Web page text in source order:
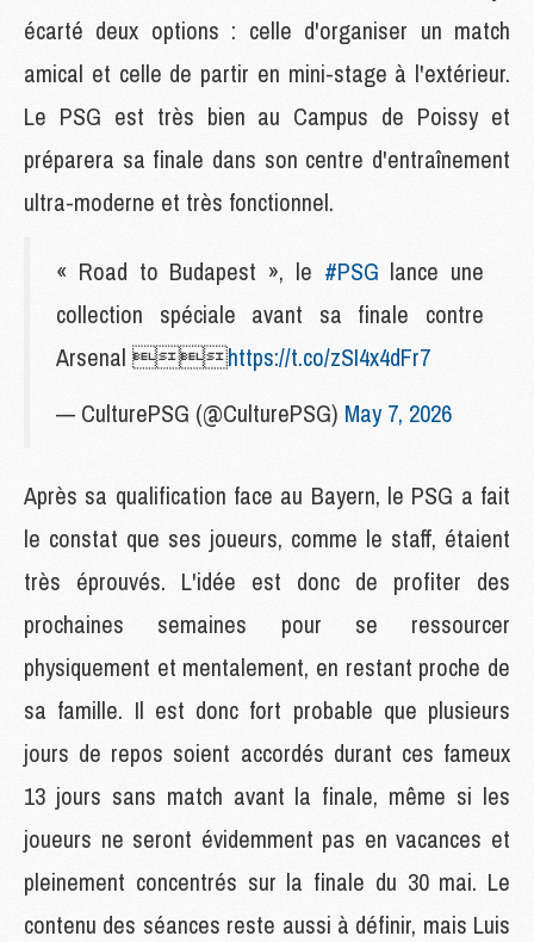
écarté deux options : celle d'organiser un match
amical et celle de partir en mini-stage à l'extérieur.
Le PSG est très bien au Campus de Poissy et
préparera sa finale dans son centre d'entraînement
ultra-moderne et très fonctionnel.
« Road to Budapest », le #PSG lance une
collection spéciale avant sa finale contre
Arsenal https://t.co/zSI4x4dFr7
— CulturePSG (@CulturePSG) May 7, 2026
Après sa qualification face au Bayern, le PSG a fait
le constat que ses joueurs, comme le staff, étaient
très éprouvés. L'idée est donc de profiter des
prochaines semaines pour se ressourcer
physiquement et mentalement, en restant proche de
sa famille. Il est donc fort probable que plusieurs
jours de repos soient accordés durant ces fameux
13 jours sans match avant la finale, même si les
joueurs ne seront évidemment pas en vacances et
pleinement concentrés sur la finale du 30 mai. Le
contenu des séances reste aussi à définir, mais Luis